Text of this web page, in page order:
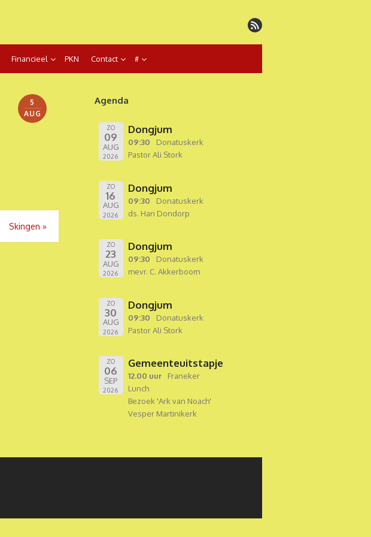
Financieel PKN Contact #
5
AUG
Skingen »
Agenda
ZO
09
AUG
2026
Dongjum
09:30
Donatuskerk
Pastor Ali Stork
ZO
16
AUG
2026
Dongjum
09:30
Donatuskerk
ds. Han Dondorp
ZO
23
AUG
2026
Dongjum
09:30
Donatuskerk
mevr. C. Akkerboom
ZO
30
AUG
2026
Dongjum
09:30
Donatuskerk
Pastor Ali Stork
ZO
06
SEP
2026
Gemeenteuitstapje
12.00 uur
Franeker
Lunch
Bezoek 'Ark van Noach'
Vesper Martinikerk